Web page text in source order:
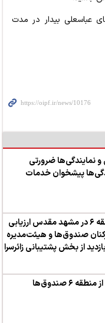
عباسعلی بیدار در مدت
و نمایندگی‌ها ضرورتی
پیشخوان خدمات
روند خدمات‌رسانی منطقه ۶ در مشهد مقدس ارزیابی
صندوق‌ها و هیئت‌مدیره
از بخش پشتیبانی زائرسرا
۶ صندوق‌ها